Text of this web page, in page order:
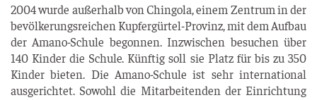
2004 wur­de außer­halb von Chin­go­la, einem Zen­trum in der
bevöl­ke­rungs­rei­chen Kup­fer­gür­tel-Pro­vinz, mit dem Auf­bau
der Ama­no-Schu­le begon­nen. Inzwi­schen besu­chen über
140 Kin­der die Schu­le. Künf­tig soll sie Platz für bis zu 350
Kin­der bie­ten. Die Ama­no-Schu­le ist sehr inter­na­tio­nal
aus­ge­rich­tet. Sowohl die Mit­ar­bei­ten­den der Ein­rich­tung